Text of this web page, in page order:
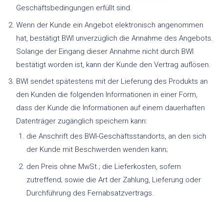
Geschäftsbedingungen erfüllt sind.
Wenn der Kunde ein Angebot elektronisch angenommen
hat, bestätigt BWI unverzüglich die Annahme des Angebots.
Solange der Eingang dieser Annahme nicht durch BWI
bestätigt worden ist, kann der Kunde den Vertrag auflösen.
BWI sendet spätestens mit der Lieferung des Produkts an
den Kunden die folgenden Informationen in einer Form,
dass der Kunde die Informationen auf einem dauerhaften
Datenträger zugänglich speichern kann:
die Anschrift des BWI-Geschäftsstandorts, an den sich
der Kunde mit Beschwerden wenden kann;
den Preis ohne MwSt.; die Lieferkosten, sofern
zutreffend; sowie die Art der Zahlung, Lieferung oder
Durchführung des Fernabsatzvertrags.